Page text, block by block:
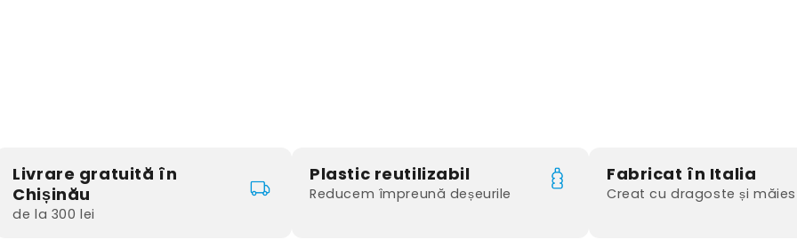
Livrare gratuită în
Chișinău
de la 300 lei
Plastic reutilizabil
Reducem împreună deșeurile
Fabricat în Italia
Creat cu dragoste și